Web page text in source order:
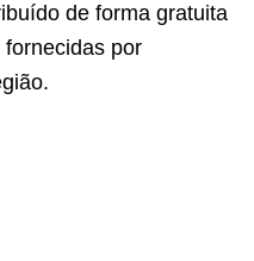
de forma gratuita
por